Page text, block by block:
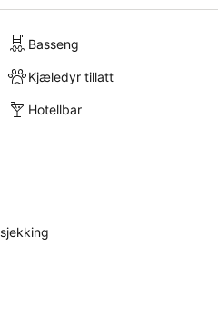
Basseng
Kjæledyr tillatt
Hotellbar